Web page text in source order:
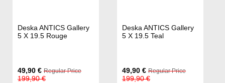
Deska ANTICS Gallery
5 X 19.5 Rouge
Special
Price
49,90 € Regular Price
199,90 €
Deska ANTICS Gallery
5 X 19.5 Teal
Special
Price
49,90 € Regular Price
199,90 €